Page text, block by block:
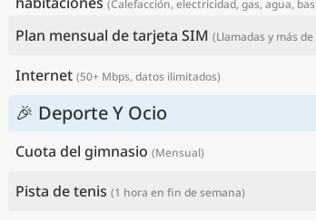
(Calefacción, electricidad, gas, agua,
Plan mensual de tarjeta SIM (Llamadas y más
Internet (50+ Mbps, datos ilimitados)
🎉 Deporte Y Ocio
Cuota del gimnasio (Mensual)
Pista de tenis (1 hora en fin de semana)